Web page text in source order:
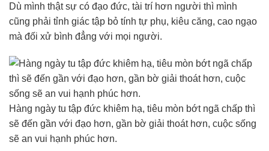
Dù mình thật sự có đạo đức, tài trí hơn người thì mình
cũng phải tỉnh giác tập bỏ tính tự phụ, kiêu căng, cao ngạo
mà đối xử bình đẳng với mọi người.
Hàng ngày tu tập đức khiêm hạ, tiêu mòn bớt ngã chấp thì
sẽ đến gần với đạo hơn, gần bờ giải thoát hơn, cuộc sống
sẽ an vui hạnh phúc hơn.